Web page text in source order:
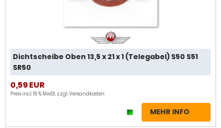
Dichtscheibe Oben 13,5 x 21 x 1 (Telegabel) S50 S51
SR50
0,59 EUR
Preis incl. 19 % MwSt. zzgl.Versandkosten
MEHR INFO